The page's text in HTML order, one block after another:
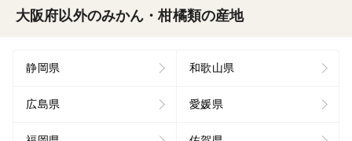
大阪府以外のみかん・柑橘類の産地
静岡県 和歌山県
広島県 愛媛県